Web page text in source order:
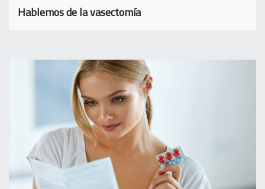
Hablemos de la vasectomía